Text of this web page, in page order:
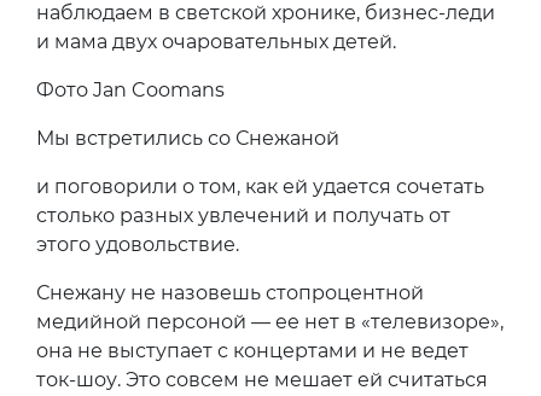
наблюдаем в светской хронике, бизнес-леди
и мама двух очаровательных детей.
Фото Jan Coomans
Мы встретились со Снежаной
и поговорили о том, как ей удается сочетать
столько разных увлечений и получать от
этого удовольствие.
Снежану не назовешь стопроцентной
медийной персоной — ее нет в «телевизоре»,
она не выступает с концертами и не ведет
ток-шоу. Это совсем не мешает ей считаться